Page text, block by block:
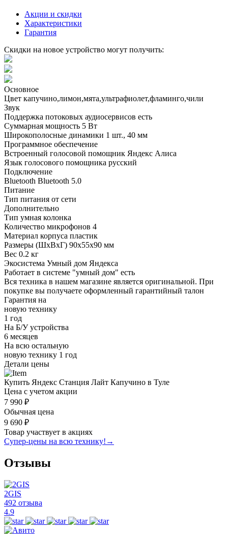
Акции и скидки
Характеристики
Гарантия
Скидки на новое устройство могут получить:
Основное
Цвет капучино,лимон,мята,ультрафиолет,фламинго,чили
Звук
Поддержка потоковых аудиосервисов есть
Суммарная мощность 5 Вт
Широкополосные динамики 1 шт., 40 мм
Программное обеспечение
Встроенный голосовой помощник Яндекс Алиса
Язык голосового помощника русский
Подключение
Bluetooth Bluetooth 5.0
Питание
Тип питания от сети
Дополнительно
Тип умная колонка
Количество микрофонов 4
Материал корпуса пластик
Размеры (ШxВxГ) 90x55x90 мм
Вес 0.2 кг
Экосистема Умный дом Яндекса
Работает в системе "умный дом" есть
Вся техника в нашем магазине является оригинальной. При
покупке вы получаете оформленный гарантийный талон
Гарантия на
новую технику
1 год
На Б/У устройства
6 месяцев
На всю остальную
новую технику 1 год
Детали цены
Купить Яндекс Станция Лайт Капучино в Туле
Цена с учетом акции
7 990 ₽
Обычная цена
9 690 ₽
Товар участвует в акциях
Супер-цены на всю технику! →
Отзывы
2GIS
492 отзыва
4.9